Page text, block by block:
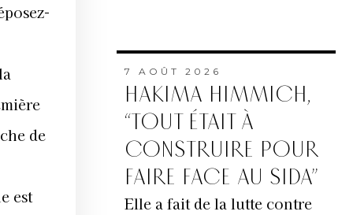
de
est
7 AOÛT 2026
HAKIMA HIMMICH,
“TOUT ÉTAIT À
CONSTRUIRE POUR
FAIRE FACE AU SIDA”
Elle a fait de la lutte contre